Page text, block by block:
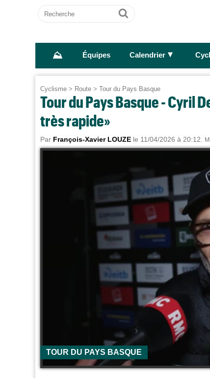
Recherche
Ok
⛰ Équipes Calendrier ►
Cyclisme > Route > Tour du Pays Basque
Tour du Pays Basque - Cyril
très rapide»
Par François-Xavier LOUZE le 11/04/2026 à 20:12.
TOUR DU PAYS BASQUE